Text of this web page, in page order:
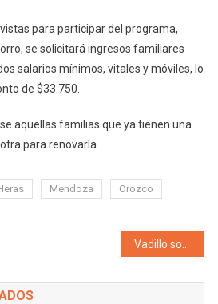
para participar del programa,
se solicitará ingresos familiares
salarios mínimos, vitales y móviles, lo
de $33.750.
aquellas familias que ya tienen una
para renovarla.
Mendoza
Orozco
de entradas